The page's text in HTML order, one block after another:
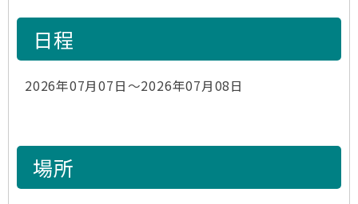
日程
2026年07月07日～2026年07月08日
場所